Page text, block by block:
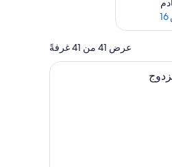
عرض 41 من 41 غرفةً
محشوة بالريش وخزنة داخل الغرفة ومكتب